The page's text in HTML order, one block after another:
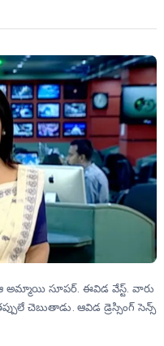
సూపర్. ఈవిడ వేస్ట్. వారు
చెబుతాడు. ఆవిడ డ్రెస్సింగ్ సెన్స్